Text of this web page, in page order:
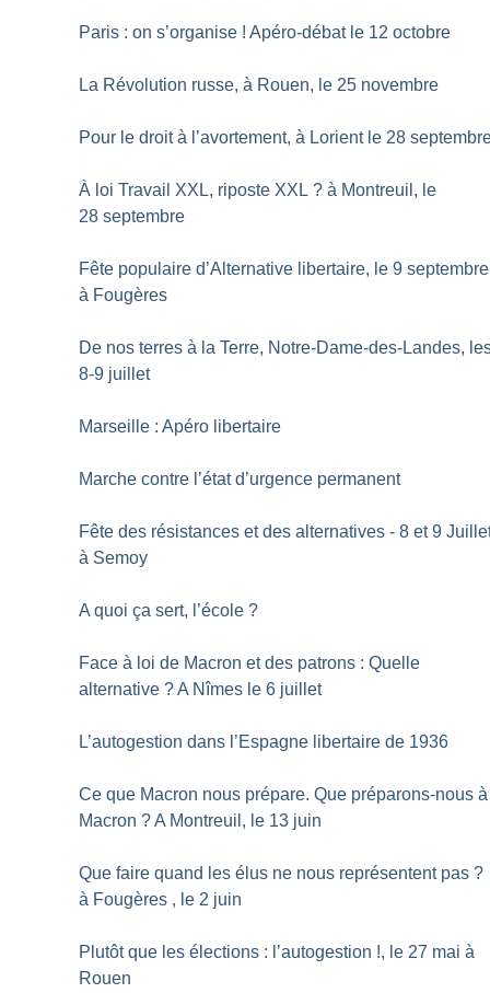
Paris : on s’organise ! Apéro-débat le 12 octobre
La Révolution russe, à Rouen, le 25 novembre
Pour le droit à l’avortement, à Lorient le 28
À loi Travail XXL, riposte XXL ? à Montreuil, le
28 septembre
Fête populaire d’Alternative libertaire, le 9 septembre
à Fougères
De nos terres à la Terre, Notre-Dame-des-Landes,
8-9 juillet
Marseille : Apéro libertaire
Marche contre l’état d’urgence permanent
Fête des résistances et des alternatives - 8 et 9
à Semoy
A quoi ça sert, l’école ?
Face à loi de Macron et des patrons : Quelle
alternative ? A Nîmes le 6 juillet
L’autogestion dans l’Espagne libertaire de 1936
Ce que Macron nous prépare. Que préparons-nous à
Macron ? A Montreuil, le 13 juin
Que faire quand les élus ne nous représentent pas ?
à Fougères , le 2 juin
Plutôt que les élections : l’autogestion !, le 27 mai à
Rouen